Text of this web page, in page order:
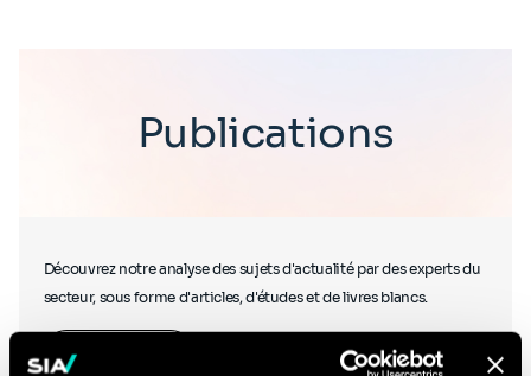
Publications
Découvrez notre analyse des sujets d'actualité par des experts du
secteur, sous forme d'articles, d'études et de livres blancs.
En savoir plus